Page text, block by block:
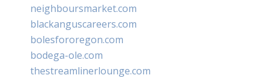
neighboursmarket.com
blackanguscareers.com
bolesfororegon.com
bodega-ole.com
thestreamlinerlounge.com